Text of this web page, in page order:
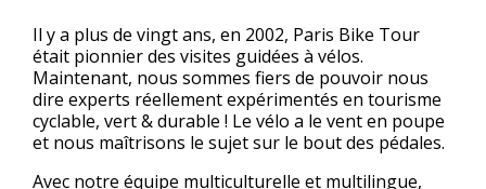
Il y a plus de vingt ans, en 2002, Paris Bike Tour
était pionnier des visites guidées à vélos.
Maintenant, nous sommes fiers de pouvoir nous
dire experts réellement expérimentés en tourisme
cyclable, vert & durable ! Le vélo a le vent en poupe
et nous maîtrisons le sujet sur le bout des pédales.
Avec notre équipe multiculturelle et multilingue,